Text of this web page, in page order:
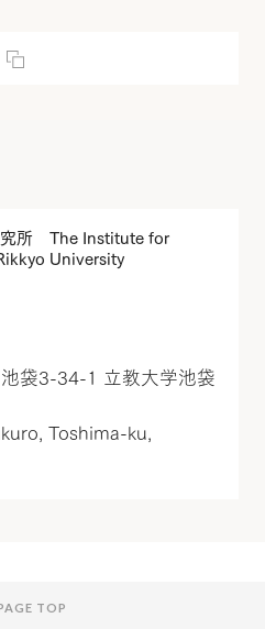
究所 The Institute for
University
袋3-34-1 立教大学池袋
Toshima-ku,
TOP